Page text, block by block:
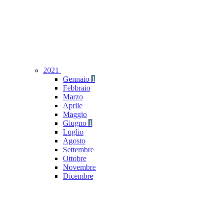
2021
Gennaio 1
Febbraio
Marzo
Aprile
Maggio
Giugno 1
Luglio
Agosto
Settembre
Ottobre
Novembre
Dicembre